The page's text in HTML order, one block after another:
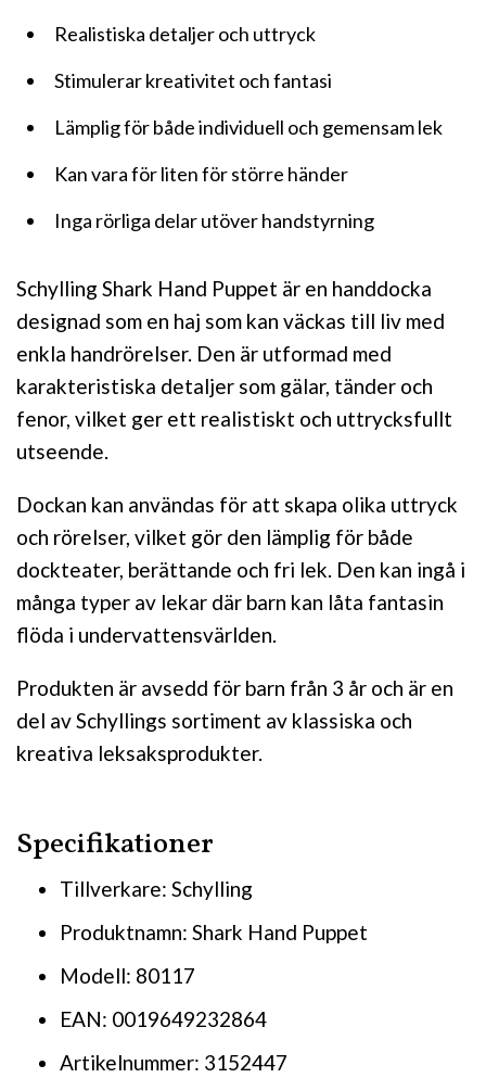
Schylling Shark Hand Puppet är en handdocka
designad som en haj som kan väckas till liv med
enkla handrörelser. Den är utformad med
karakteristiska detaljer som gälar, tänder och
fenor, vilket ger ett realistiskt och uttrycksfullt
utseende.
Dockan kan användas för att skapa olika uttryck
och rörelser, vilket gör den lämplig för både
dockteater, berättande och fri lek. Den kan ingå i
många typer av lekar där barn kan låta fantasin
flöda i undervattensvärlden.
Produkten är avsedd för barn från 3 år och är en
del av Schyllings sortiment av klassiska och
kreativa leksaksprodukter.
Realistiska detaljer och uttryck
Stimulerar kreativitet och fantasi
Lämplig för både individuell och gemensam lek
Kan vara för liten för större händer
Inga rörliga delar utöver handstyrning
Specifikationer
Tillverkare: Schylling
Produktnamn: Shark Hand Puppet
Modell: 80117
EAN: 0019649232864
Artikelnummer: 3152447